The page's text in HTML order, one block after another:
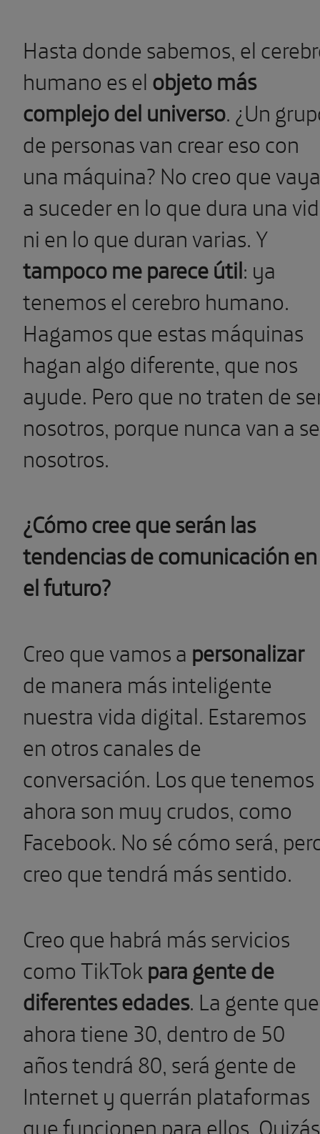
Hasta donde sabemos, el
humano es elobjeto más
complejo del universo. ¿Un
de personas van crear eso con
una máquina? No creo que vaya
a suceder en lo que dura una
ni en lo que duran varias. Y
tampoco me parece útil: ya
tenemos el cerebro humano.
Hagamos que estas máquinas
hagan algo diferente, que nos
ayude. Pero que no traten de
nosotros, porque nunca van a
nosotros.
¿Cómo cree que serán las
tendencias de comunicación en
el futuro?
Creo que vamos a personalizar
de manera más inteligente
nuestra vida digital. Estaremos
en otros canales de
conversación. Los que tenemos
ahora son muy crudos, como
Facebook. No sé cómo será,
creo que tendrá más sentido.
Creo que habrá más servicios
como TikTokpara gente de
diferentes edades. La gente que
ahora tiene 30, dentro de 50
años tendrá 80, será gente de
Internet y querrán plataformas
que funcionen para ellos. Quizás